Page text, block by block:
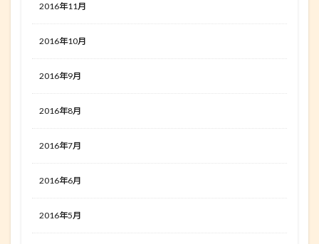
2016年11月
2016年10月
2016年9月
2016年8月
2016年7月
2016年6月
2016年5月